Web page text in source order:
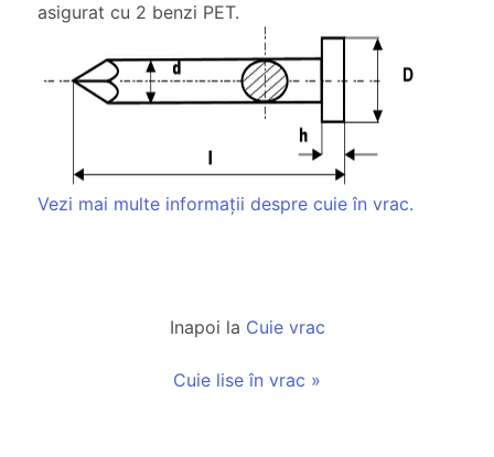
asigurat cu 2 benzi PET.
Vezi mai multe informații despre cuie în vrac.
Inapoi la Cuie vrac
Cuie lise în vrac »